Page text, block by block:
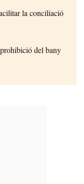
la conciliació
del bany